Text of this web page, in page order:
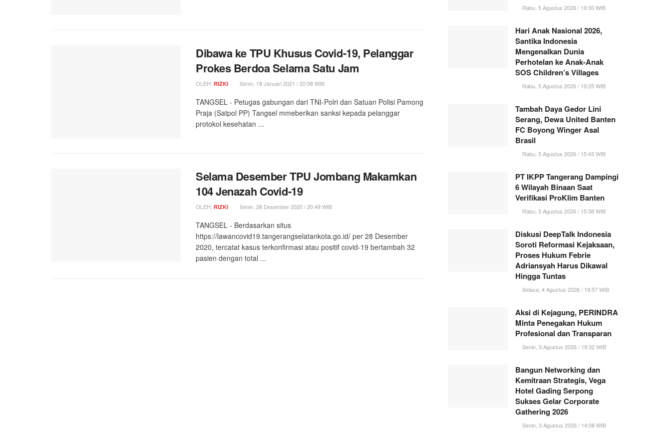
Dibawa ke TPU Khusus Covid-19, Pelanggar
Prokes Berdoa Selama Satu Jam
OLEH: RIZKI Senin, 18 Januari 2021 / 20:58 WIB
TANGSEL - Petugas gabungan dari TNI-Polri dan Satuan Polisi Pamong
Praja (Satpol PP) Tangsel mmeberikan sanksi kepada pelanggar
protokol kesehatan ...
Selama Desember TPU Jombang Makamkan
104 Jenazah Covid-19
OLEH: RIZKI Senin, 28 Desember 2020 / 20:49 WIB
TANGSEL - Berdasarkan situs
https://lawancovid19.tangerangselatankota.go.id/ per 28 Desember
2020, tercatat kasus terkonfirmasi atau positif covid-19 bertambah 32
pasien dengan total ...
Rabu, 5 Agustus 2026 / 19:30 WIB
Hari Anak Nasional 2026,
Santika Indonesia
Mengenalkan Dunia
Perhotelan ke Anak-Anak
SOS Children’s Villages
Rabu, 5 Agustus 2026 / 19:25 WIB
Tambah Daya Gedor Lini
Serang, Dewa United Banten
FC Boyong Winger Asal
Brasil
Rabu, 5 Agustus 2026 / 15:43 WIB
PT IKPP Tangerang Dampingi
6 Wilayah Binaan Saat
Verifikasi ProKlim Banten
Rabu, 5 Agustus 2026 / 15:38 WIB
Diskusi DeepTalk Indonesia
Soroti Reformasi Kejaksaan,
Proses Hukum Febrie
Adriansyah Harus Dikawal
Hingga Tuntas
Selasa, 4 Agustus 2026 / 19:57 WIB
Aksi di Kejagung, PERINDRA
Minta Penegakan Hukum
Profesional dan Transparan
Senin, 3 Agustus 2026 / 19:32 WIB
Bangun Networking dan
Kemitraan Strategis, Vega
Hotel Gading Serpong
Sukses Gelar Corporate
Gathering 2026
Senin, 3 Agustus 2026 / 14:08 WIB